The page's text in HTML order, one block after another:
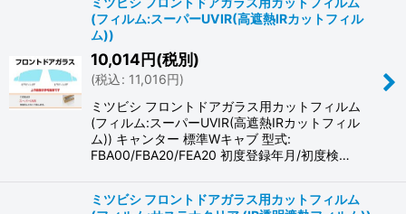
(フィルム:スーパーUVIR(高遮熱IRカットフィル
ム))
10,014円(税別)
(税込: 11,016円)
ミツビシ フロントドアガラス用カットフィルム
(フィルム:スーパーUVIR(高遮熱IRカットフィル
ム)) キャンター 標準Wキャブ 型式:
FBA00/FBA20/FEA20 初度登録年月/初度検…
ミツビシ フロントドアガラス用カットフィルム